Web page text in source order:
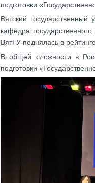
подготовки
Вятский
кафедра
ВятГУ поднялась в
В общей сложности в
подготовки